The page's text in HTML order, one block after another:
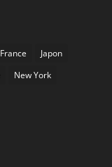
France
Japon
New York